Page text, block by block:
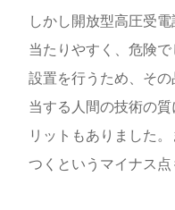
しかし開放型高圧受
当たりやすく、危険
設置を行うため、そ
当する人間の技術の
リットもありました
つくというマイナス点